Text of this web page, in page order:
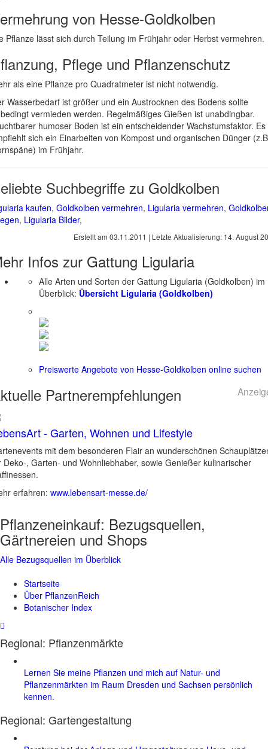
von Hesse-Goldkolben
Pflanze lässt sich durch Teilung im Frühjahr oder Herbst vermehren.
Pflege und Pflanzenschutz
als eine Pflanze pro Quadratmeter ist nicht notwendig.
Wasserbedarf ist größer und ein Austrocknen des Bodens sollte
vermieden werden. Regelmäßiges Gießen ist unabdingbar.
humoser Boden ist ein entscheidender Wachstumsfaktor. Es
sich ein Einarbeiten von Kompost und organischen Dünger
im Frühjahr.
Suchbegriffe zu Goldkolben
kaufen, Goldkolben vermehren, Ligularia vermehren,
, Ligularia Bilder,
Erstellt am 03.11.2011 | Letzte Aktualisierung: 14. August
Infos zur Gattung Ligularia
Alle Arten und Sorten der Gattung Ligularia (Goldkolben) im
Überblick: Übersicht Ligularia (Goldkolben)
Preiswerte Angebote von Hesse-Goldkolben online suchen
Partnerempfehlungen
- Garten, Wohnen und Lifestyle
mit dem besonderen Flair an wunderschönen
Deko-, Garten- und Wohnliebhaber, sowie Genießer kulinarischer
erfahren: www.lebensart-messe.de/
Pflanzeneinkauf: Bezugsquellen,
Gärtnereien und Shops
Alle Bezugsquellen im Überblick
Startseite
Über PflanzenReich
Botanischer Index
Regional: Pflanzenmärkte
Lernen Sie meine Pflanzen und mich auf Natur- und
Pflanzenmärkten im Raum Dresden und Sachsen persönlich
kennen.
Regional: Gartengestaltung